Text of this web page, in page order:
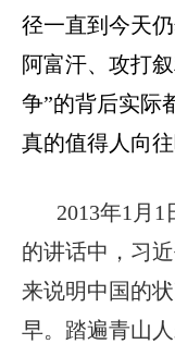
径一直到今天
阿富汗、攻打
争”的背后实际
真的值得人向往
2013年1月
的讲话中，习
来说明中国的
早。踏遍青山